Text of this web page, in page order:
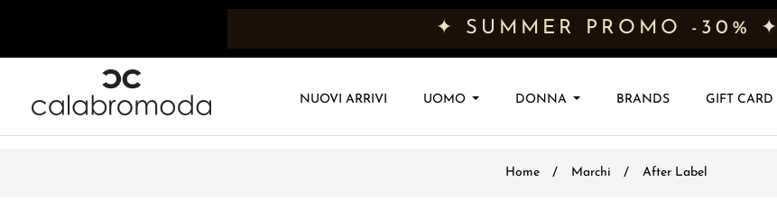
✦ SUMMER PROMO -30% ✦
NUOVI ARRIVI UOMO DONNA BRANDS GIFT CARD
Home Marchi After Label